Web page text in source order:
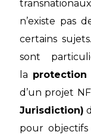
n’existe pas
certains
sont
la protection
d’un projet
Jurisdiction)
pour